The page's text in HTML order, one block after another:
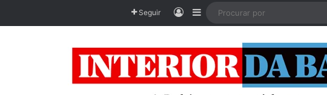
Seguir EntrarBarra Lateral